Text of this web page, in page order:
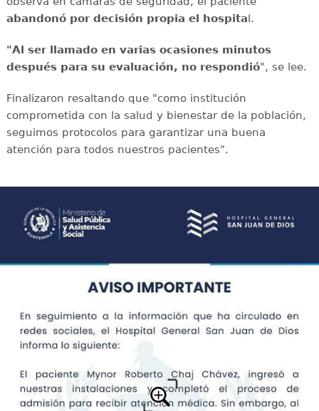
abandonó por decisión propia el hospital.
"Al ser llamado en varias ocasiones minutos
después para su evaluación, no respondió", se lee.
Finalizaron resaltando que "como institución
comprometida con la salud y bienestar de la población,
seguimos protocolos para garantizar una buena
atención para todos nuestros pacientes".